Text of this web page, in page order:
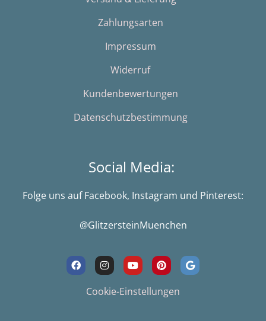
Zahlungsarten
Impressum
Widerruf
Kundenbewertungen
Datenschutzbestimmung
Social Media:
Folge uns auf Facebook, Instagram und Pinterest:
@GlitzersteinMuenchen
F
a
c
I
n
s
t
a
Y
o
u
t
u
P
i
n
t
e
G
o
o
Cookie-Einstellungen